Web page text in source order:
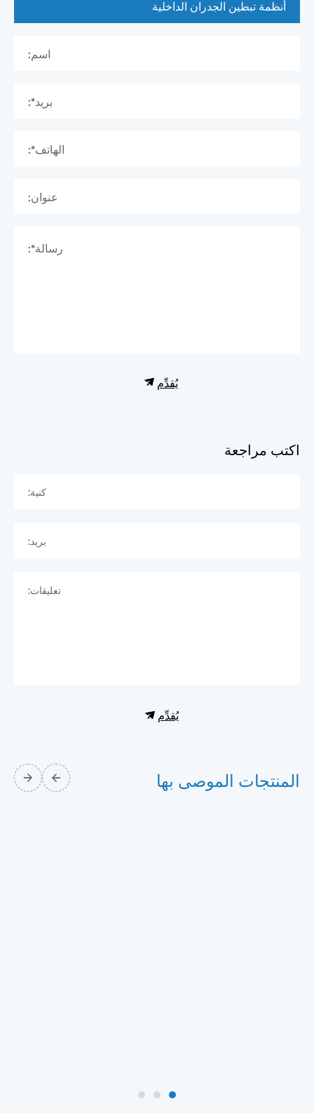
اسم:
بريد*:
الهاتف*:
عنوان:
رسالة*:
يُقدِّم
اكتب مراجعة
كنية:
بريد:
تعليقات:
يُقدِّم
المنتجات الموصى بها
1
2
3